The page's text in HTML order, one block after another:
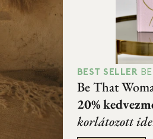
BEST SELLER
Be That
20%
korlátozott